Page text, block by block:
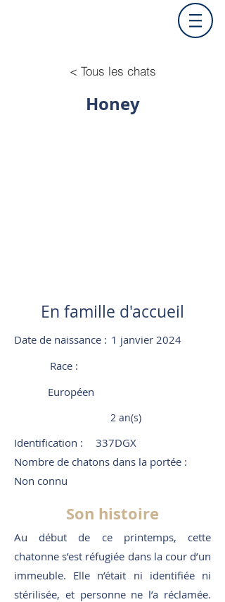
< Tous les chats
Honey
En famille d'accueil
Date de naissance :1 janvier 2024
Race :
Européen
2 an(s)
Identification :
337DGX
Nombre de chatons dans la portée :
Non connu
Son histoire
Au début de ce printemps, cette
chatonne s’est réfugiée dans la cour d’un
immeuble. Elle n’était ni identifiée ni
stérilisée, et personne ne l’a réclamée.